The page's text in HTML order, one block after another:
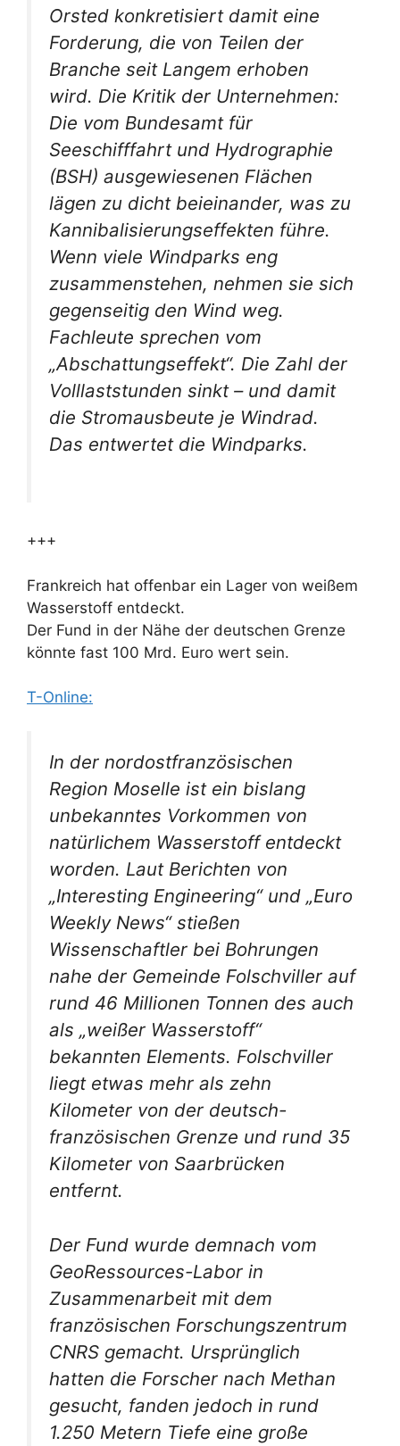
Orsted konkretisiert damit eine
Forderung, die von Teilen der
Branche seit Langem erhoben
wird. Die Kritik der Unternehmen:
Die vom Bundesamt für
Seeschifffahrt und Hydrographie
(BSH) ausgewiesenen Flächen
lägen zu dicht beieinander, was zu
Kannibalisierungseffekten führe.
Wenn viele Windparks eng
zusammenstehen, nehmen sie sich
gegenseitig den Wind weg.
Fachleute sprechen vom
„Abschattungseffekt“. Die Zahl der
Volllaststunden sinkt – und damit
die Stromausbeute je Windrad.
Das entwertet die Windparks.
+++
Frankreich hat offenbar ein Lager von weißem
Wasserstoff entdeckt.
Der Fund in der Nähe der deutschen Grenze
könnte fast 100 Mrd. Euro wert sein.
T-Online:
In der nordostfranzösischen
Region Moselle ist ein bislang
unbekanntes Vorkommen von
natürlichem Wasserstoff entdeckt
worden. Laut Berichten von
„Interesting Engineering“ und „Euro
Weekly News“ stießen
Wissenschaftler bei Bohrungen
nahe der Gemeinde Folschviller auf
rund 46 Millionen Tonnen des auch
als „weißer Wasserstoff“
bekannten Elements. Folschviller
liegt etwas mehr als zehn
Kilometer von der deutsch-
französischen Grenze und rund 35
Kilometer von Saarbrücken
entfernt.
Der Fund wurde demnach vom
GeoRessources-Labor in
Zusammenarbeit mit dem
französischen Forschungszentrum
CNRS gemacht. Ursprünglich
hatten die Forscher nach Methan
gesucht, fanden jedoch in rund
1.250 Metern Tiefe eine große